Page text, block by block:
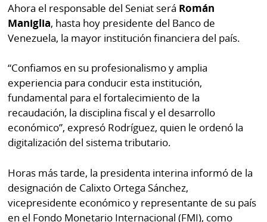
Ahora el responsable del Seniat será Román
Maniglia, hasta hoy presidente del Banco de
Venezuela, la mayor institución financiera del país.
“Confiamos en su profesionalismo y amplia
experiencia para conducir esta institución,
fundamental para el fortalecimiento de la
recaudación, la disciplina fiscal y el desarrollo
económico”, expresó Rodríguez, quien le ordenó la
digitalización del sistema tributario.
Horas más tarde, la presidenta interina informó de la
designación de Calixto Ortega Sánchez,
vicepresidente económico y representante de su país
en el Fondo Monetario Internacional (FMI), como